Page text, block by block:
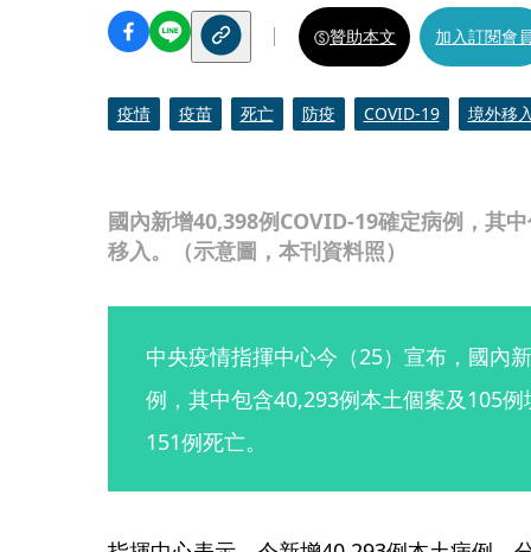
國內新增40,398例COVID-19確定病例，其
移入。（示意圖，本刊資料照）
贊助本文 加入訂閱會
疫情 疫苗 死亡 防疫 COVID-19 境外移
中央疫情指揮中心今（25）宣布，國內
例，其中包含40,293例本土個案及105
151例死亡。